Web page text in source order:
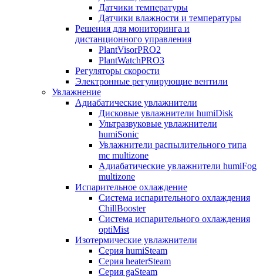
Датчики температуры
Датчики влажности и температуры
Решения для мониторинга и
дистанционного управления
PlantVisorPRO2
PlantWatchPRO3
Регуляторы скорости
Электронные регулирующие вентили
Увлажнение
Адиабатические увлажнители
Дисковые увлажнители humiDisk
Ультразвуковые увлажнители
humiSonic
Увлажнители распылительного типа
mc multizone
Адиабатические увлажнители humiFog
multizone
Испарительное охлаждение
Система испарительного охлаждения
ChillBooster
Система испарительного охлаждения
optiMist
Изотермические увлажнители
Серия humiSteam
Серия heaterSteam
Серия gaSteam